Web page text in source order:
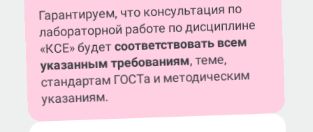
Гарантируем, что консультация по
лабораторной работе по дисциплине
«КСЕ» будетсоответствовать всем
указанным требованиям, теме,
стандартам ГОСТа и методическим
указаниям.